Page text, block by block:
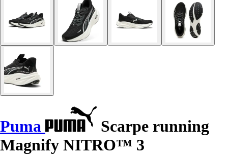
Puma
Scarpe running
Magnify NITRO™ 3